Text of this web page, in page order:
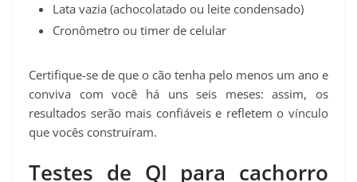
Lata vazia (achocolatado ou leite condensado)
Cronômetro ou timer de celular
Certifique-se de que o cão tenha pelo menos um ano e
conviva com você há uns seis meses: assim, os
resultados serão mais confiáveis e refletem o vínculo
que vocês construíram.
Testes de QI para cachorro